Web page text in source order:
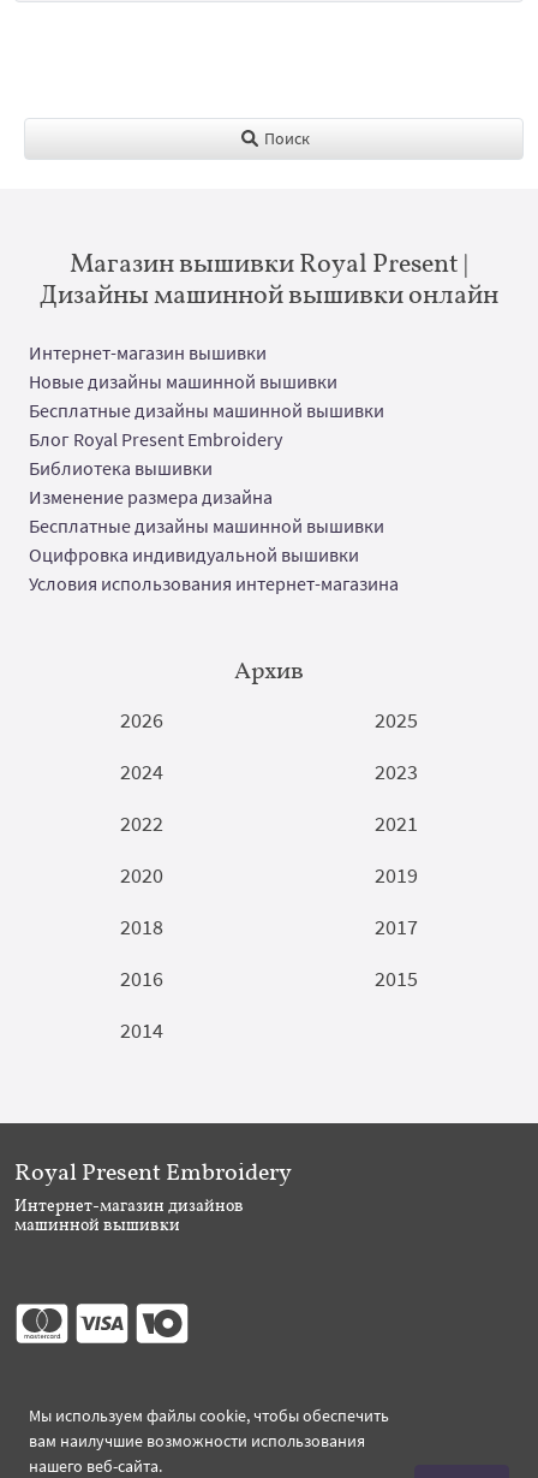
Поиск
Магазин вышивки Royal Present |
Дизайны машинной вышивки онлайн
Интернет-магазин вышивки
Новые дизайны машинной вышивки
Бесплатные дизайны машинной вышивки
Блог Royal Present Embroidery
Библиотека вышивки
Изменение размера дизайна
Бесплатные дизайны машинной вышивки
Оцифровка индивидуальной вышивки
Условия использования интернет-магазина
Архив
2026
2025
2024
2023
2022
2021
2020
2019
2018
2017
2016
2015
2014
Мы используем файлы cookie, чтобы обеспечить
вам наилучшие возможности использования
нашего веб-сайта.
Royal Present Embroidery
Интернет-магазин дизайнов
машинной вышивки
Присоединяйтесь